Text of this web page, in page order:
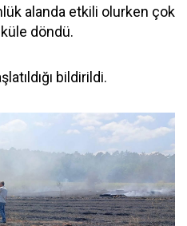
alanda etkili olurken çok
döndü.
bildirildi.